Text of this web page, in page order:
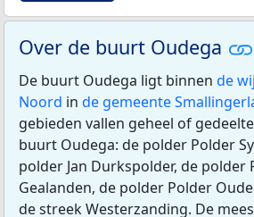
Over de buurt Oudega
De buurt Oudega ligt binnen de
Noord in de gemeente
gebieden vallen geheel of
buurt Oudega: de polder Polder
polder Jan Durkspolder, de polder
Gealanden, de polder Polder
de streek Westerzanding. De